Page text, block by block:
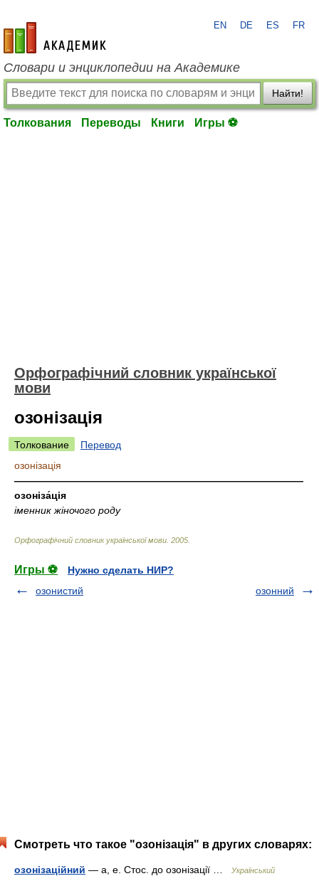
academic.ru
EN DE ES FR
Словари и энциклопедии на Академике
Найти!
Толкования Переводы Книги Игры ⚽
Орфографічний словник української
мови
озонізація
Толкование
Перевод
озонізація
—————————————————————————————
озоніза́ція
іменник жіночого роду
Орфографічний словник української мови 2005
Игры ⚽
Нужно сделать НИР?
озонистий
озонний
Смотреть что такое "озонізація" в других словарях:
озонізаційний — а, е. Стос. до озонізації …
Український